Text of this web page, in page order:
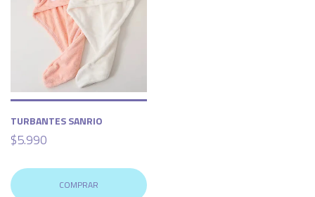
TURBANTES SANRIO
$5.990
COMPRAR